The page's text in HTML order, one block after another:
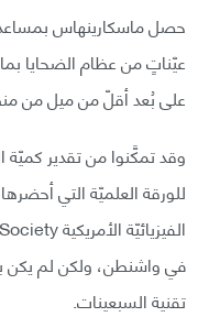
حصل ماسكارينهاس
عيّناتٍ من عظام الضحايا
على بُعد أقلّ من ميل من
وقد تمكَّنوا من تقدير
للورقة العلميّة التي
في واشنطن، ولكن لم يكن
تقنية السبعينات.